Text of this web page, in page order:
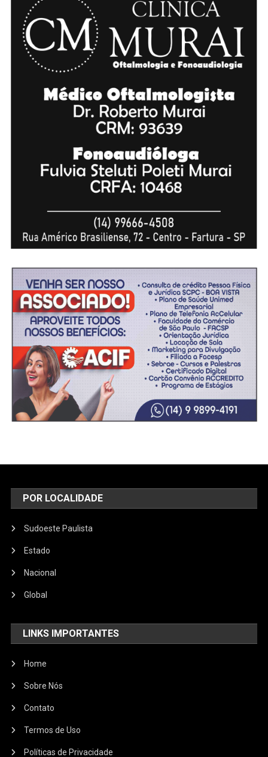
POR LOCALIDADE
Sudoeste Paulista
Estado
Nacional
Global
LINKS IMPORTANTES
Home
Sobre Nós
Contato
Termos de Uso
Políticas de Privacidade